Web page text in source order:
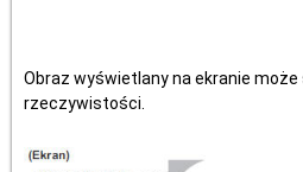
Obraz wyświetlany na ekranie może
rzeczywistości.